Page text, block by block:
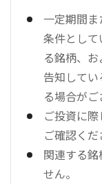
一定期間
条件とし
る銘柄、
告知して
る場合がご
ご投資に
ご確認くだ
関連する
せん。